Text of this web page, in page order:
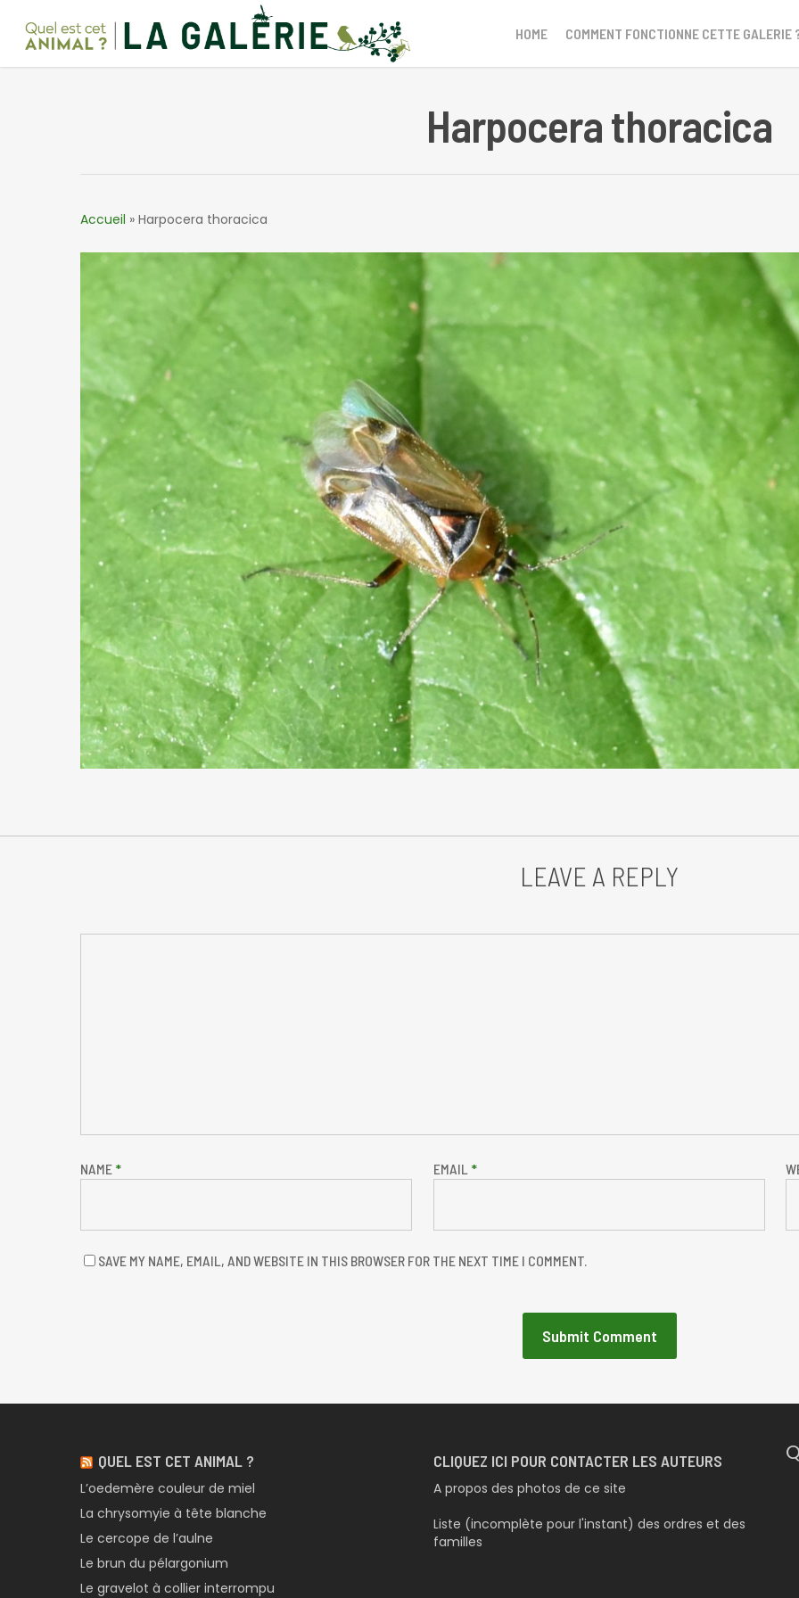
main
HOME COMMENT FONCTIONNE CETTE GALERIE
Harpocera thoracica
Accueil » Harpocera thoracica
LEAVE A REPLY
NAME * EMAIL *
SAVE MY NAME, EMAIL, AND WEBSITE IN THIS BROWSER FOR THE NEXT TIME I COMMENT.
QUEL EST CET ANIMAL ?
L’oedemère couleur de miel
La chrysomyie à tête blanche
Le cercope de l’aulne
Le brun du pélargonium
Le gravelot à collier interrompu
CLIQUEZ ICI POUR CONTACTER LES AUTEURS
A propos des photos de ce site
Liste (incomplète pour l'instant) des ordres et des
familles